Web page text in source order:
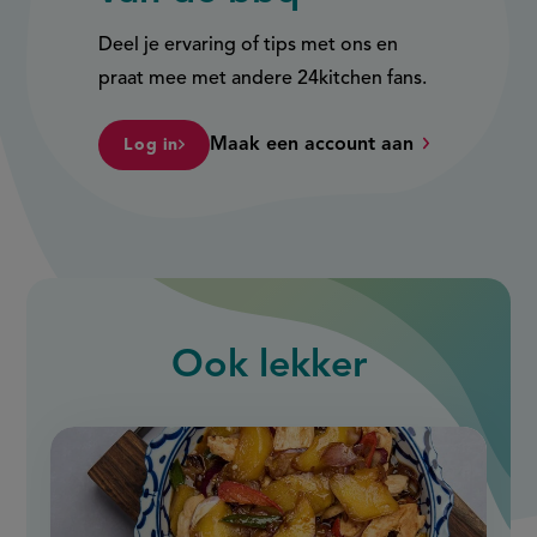
Deel je ervaring of tips met ons en
praat mee met andere 24kitchen fans.
Log in Maak een account aan
Ook lekker